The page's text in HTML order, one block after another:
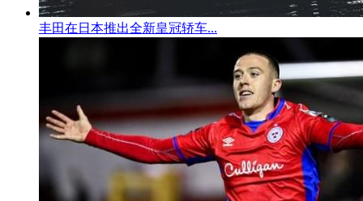
丰田在日本推出全新皇冠轿车...